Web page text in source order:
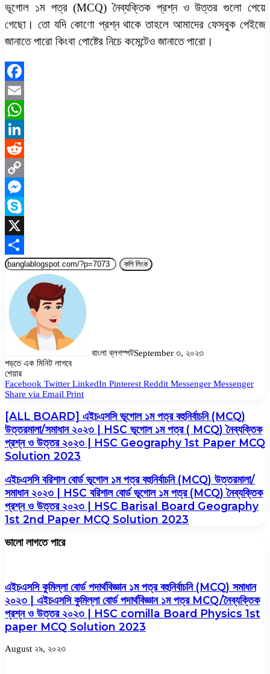
ভূগোল ১ম পত্র (MCQ) নৈব্যক্তিক প্রশ্ন ও উত্তর গুলো পেয়ে
গেছো। তো যদি কোণো প্রশ্ন থাকে তাহলে আমাদের ফেসবুক পেইজে
জানাতে পারো কিংবা পোষ্টের নিচে কমেন্টেও জানাতে পারো।
Facebook
Email
WhatsApp
LinkedIn
Reddit
Copy
Link
Messenger
Skype
X
Share
কপি লিংক
বাংলা ব্লগস্পটSeptember ৩, ২০২৩
পড়তে এক মিনিট লাগবে
Facebook
Twitter
LinkedIn
Pinterest
Messenger
Messenger
WhatsApp
শেয়ার
Facebook Twitter LinkedIn Pinterest Reddit Messenger Messenger
Share via Email Print
[ALL BOARD] এইচএসসি ভূগোল ১ম পত্র বহুনির্বাচনি (MCQ)
উত্তরমালা/সমাধান ২০২৩ | HSC ভূগোল ১ম পত্র ( MCQ) নৈব্যক্তিক
প্রশ্ন ও উত্তর ২০২৩ | HSC Geography 1st Paper MCQ
Solution 2023
এইচএসসি বরিশাল বোর্ড ভূগোল ১ম পত্র বহুনির্বাচনি (MCQ) উত্তরমালা/
সমাধান ২০২৩ | HSC বরিশাল বোর্ড ভূগোল ১ম পত্র (MCQ) নৈব্যক্তিক
প্রশ্ন ও উত্তর ২০২৩ | HSC Barisal Board Geography
1st 2nd Paper MCQ Solution 2023
ভালো লাগতে পারে
এইচএসসি কুমিল্লা বোর্ড পদার্থবিজ্ঞান ১ম পত্র বহুনির্বাচনি (MCQ) সমাধান
২০২৩ | এইচএসসি কুমিল্লা বোর্ড পদার্থবিজ্ঞান ১ম পত্র MCQ/নৈব্যক্তিক
প্রশ্ন ও উত্তর ২০২৩ | HSC comilla Board Physics 1st
paper MCQ Solution 2023
August ২৯, ২০২৩